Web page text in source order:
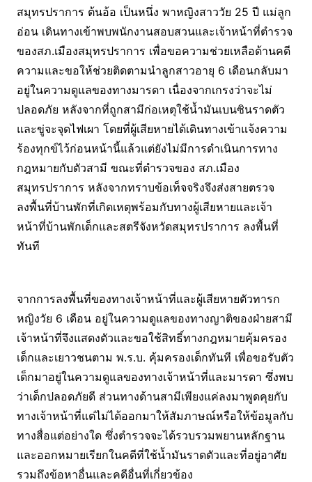
สมุทรปราการ ต้นอ้อ เป็นหนึ่ง พาหญิงสาววัย 25 ปี แม่ลูก
อ่อน เดินทางเข้าพบพนักงานสอบสวนและเจ้าหน้าที่ตำรวจ
ของสภ.เมืองสมุทรปราการ เพื่อขอความช่วยเหลือด้านคดี
ความและขอให้ช่วยติดตามนำลูกสาวอายุ 6 เดือนกลับมา
อยู่ในความดูแลของทางมารดา เนื่องจากเกรงว่าจะไม่
ปลอดภัย หลังจากที่ถูกสามีก่อเหตุใช้น้ำมันเบนซินราดตัว
และขู่จะจุดไฟเผา โดยที่ผู้เสียหายได้เดินทางเข้าแจ้งความ
ร้องทุกข์ไว้ก่อนหน้านี้แล้วแต่ยังไม่มีการดำเนินการทาง
กฎหมายกับตัวสามี ขณะที่ตำรวจของ สภ.เมือง
สมุทรปราการ หลังจากทราบข้อเท็จจริงจึงส่งสายตรวจ
ลงพื้นที่บ้านพักที่เกิดเหตุพร้อมกับทางผู้เสียหายและเจ้า
หน้าที่บ้านพักเด็กและสตรีจังหวัดสมุทรปราการ ลงพื้นที่
ทันที
จากการลงพื้นที่ของทางเจ้าหน้าที่และผู้เสียหายตัวทารก
หญิงวัย 6 เดือน อยู่ในความดูแลของทางญาติของฝ่ายสามี
เจ้าหน้าที่จึงแสดงตัวและขอใช้สิทธิ์ทางกฎหมายคุ้มครอง
เด็กและเยาวชนตาม พ.ร.บ. คุ้มครองเด็กทันที เพื่อขอรับตัว
เด็กมาอยู่ในความดูแลของทางเจ้าหน้าที่และมารดา ซึ่งพบ
ว่าเด็กปลอดภัยดี ส่วนทางด้านสามีเพียงแค่ลงมาพูดคุยกับ
ทางเจ้าหน้าที่แต่ไม่ได้ออกมาให้สัมภาษณ์หรือให้ข้อมูลกับ
ทางสื่อแต่อย่างใด ซึ่งตำรวจจะได้รวบรวมพยานหลักฐาน
และออกหมายเรียกในคดีที่ใช้น้ำมันราดตัวและที่อยู่อาศัย
รวมถึงข้อหาอื่นและคดีอื่นที่เกี่ยวข้อง